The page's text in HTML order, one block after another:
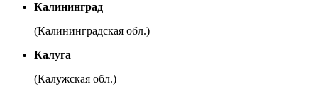
Калининград
(Калининградская обл.)
Калуга
(Калужская обл.)